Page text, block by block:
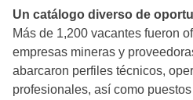
Un catálogo diverso de
Más de 1,200 vacantes fueron
empresas mineras y
abarcaron perfiles técnicos,
profesionales, así como